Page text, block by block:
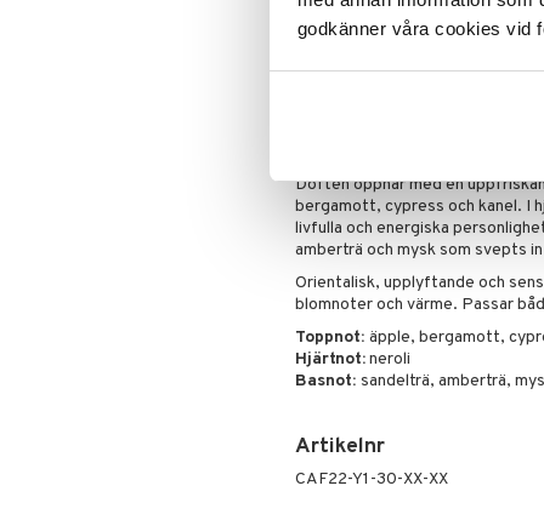
godkänner våra cookies vid
Authentic Moment Man från
Doftfamilj:Frisk orientalisk
Den är enkel men kraftfull, och
fräschör mot varma blomnoter
Doften öppnar med en
bergamott, cypress och kanel. I
livfulla och energiska
amberträ och mysk som svepts
Orientalisk, upplyftande och
blomnoter och värme. Passar
Toppnot: äpple, bergamott,
Hjärtnot:neroli
Basnot: sandelträ, amberträ,
Artikelnr
CAF22-Y1-30-XX-XX